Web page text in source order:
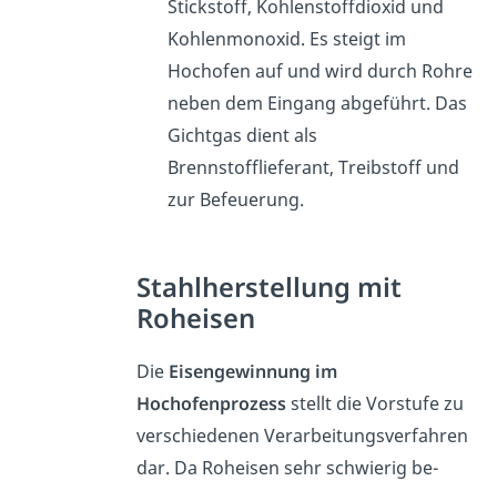
Stickstoff, Kohlenstoffdioxid und
Kohlenmonoxid. Es steigt im
Hochofen auf und wird durch Rohre
neben dem Eingang abgeführt. Das
Gichtgas dient als
Brennstofflieferant, Treibstoff und
zur Befeuerung.
Stahlherstellung mit
Roheisen
Die Eisengewinnung im
Hochofenprozessstellt die Vorstufe zu
verschiedenen Verarbeitungsverfahren
dar. Da Roheisen sehr schwierig be-